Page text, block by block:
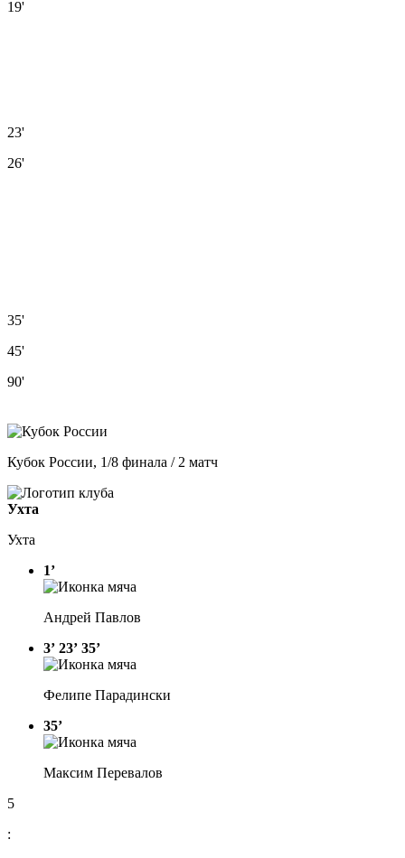
19'
23'
26'
35'
45'
90'
Кубок России, 1/8 финала / 2 матч
Ухта
Ухта
1’
Андрей Павлов
3’ 23’ 35’
Фелипе Парадински
35’
Максим Перевалов
5
: